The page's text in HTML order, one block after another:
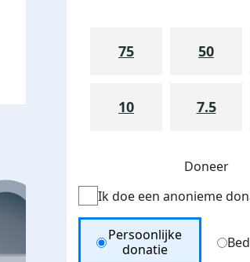
75 50
10 7.5
Doneer
Ik doe een anonieme
Donation Type
Persoonlijke
donatie